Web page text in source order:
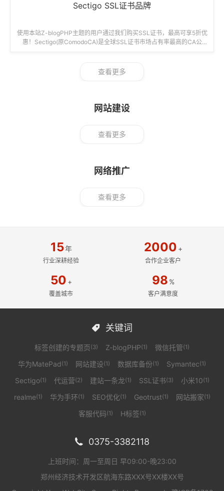
Sectigo SSL证书品牌
使用本站Z-blogPHP主题的用户通过我们购买SSL证书，最高可享5折优
惠！Sectigo(原ComodoCA)是全球SSL证书市场占有率最高的CA公
查看更多
网站建设
查看更多
网络推广
查看更多
15年
行业深耕经验
2000 +
合作企业客户
50 +
覆盖城市
98 %
客户满意度
 关键词
标签创建的专题页(3) Z-blogPHP(1) 微信托管(1)
华为MatePad(1) 网站建设(1) 数据库备份(1) Symantec(1)
Sectigo(1) 代运营(2) 建站一条龙(1) SSL证书(3) 小米10(1)
realme(1) 华为手环(1) SEO优化(1) Geotrust(1) 网站搬家(1)
客服代码(1) H标签(1)
 0375-3382118
上班时间：周一至周日 早09:00-晚23:00
郑州经济技术开发区航海东路XXX号XX楼XX号